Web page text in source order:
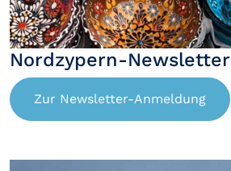
Nordzypern-Newsletter
Zur Newsletter-Anmeldung